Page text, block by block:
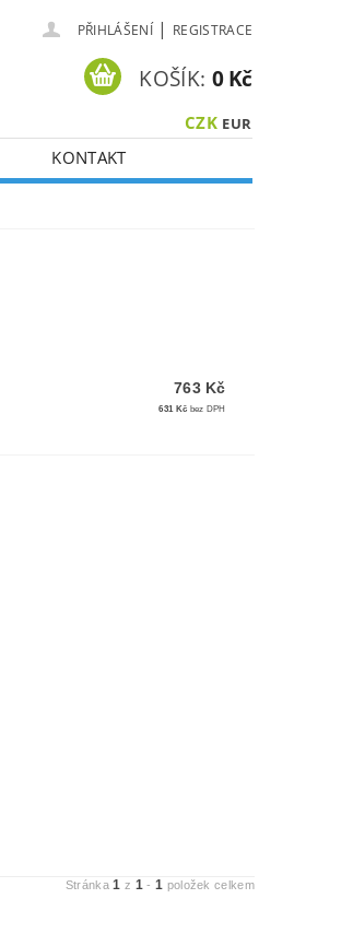
PŘIHLÁŠENÍ | REGISTRACE
CZK EUR
KOŠÍK: 0 Kč
KONTAKT
763 Kč
631 Kč bez DPH
Stránka1 z 1 - 1 položek celkem